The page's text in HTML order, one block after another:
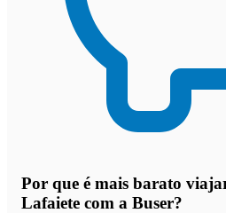
Por que é mais barato
Lafaiete com a Buser?